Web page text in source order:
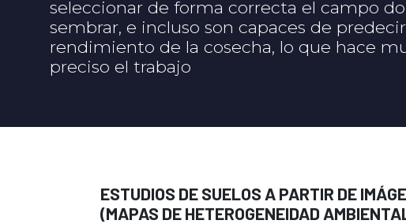
seleccionar de forma correcta el campo
sembrar, e incluso son capaces de
rendimiento de la cosecha, lo que hace
preciso el trabajo
ESTUDIOS DE SUELOS A PARTIR DE
(MAPAS DE HETEROGENEIDAD